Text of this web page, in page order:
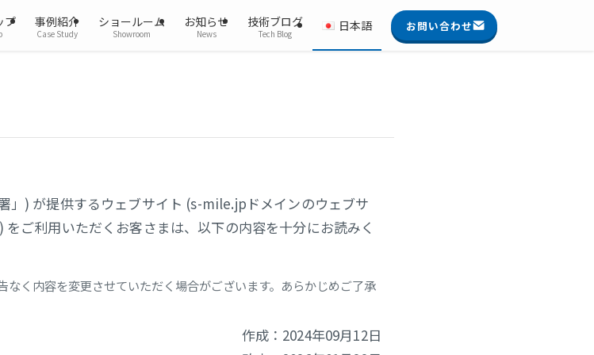
プ 事例紹介
Case Study
ショールーム
Showroom
お知らせ
News
技術ブログ
Tech Blog
日本語 お問い合わせ
」) が提供するウェブサイト (s-mile.jpドメインのウェブサ
ご利用いただくお客さまは、以下の内容を十分にお読みく
く内容を変更させていただく場合がございます。あらかじめご了承
作成：2024年09月12日